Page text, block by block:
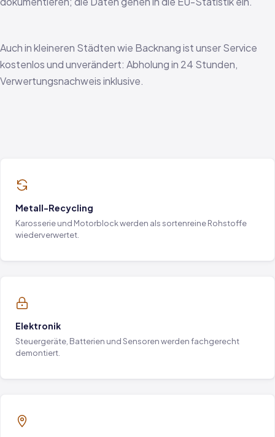
Auch in kleineren Städten wie Backnang ist unser Service
kostenlos und unverändert: Abholung in 24 Stunden,
Verwertungsnachweis inklusive.
Metall-Recycling
Karosserie und Motorblock werden als sortenreine Rohstoffe
wiederverwertet.
Elektronik
Steuergeräte, Batterien und Sensoren werden fachgerecht
demontiert.